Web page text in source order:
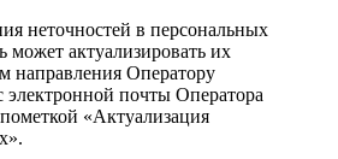
неточностей в персональных
может актуализировать их
направления Оператору
электронной почты Оператора
«Актуализация